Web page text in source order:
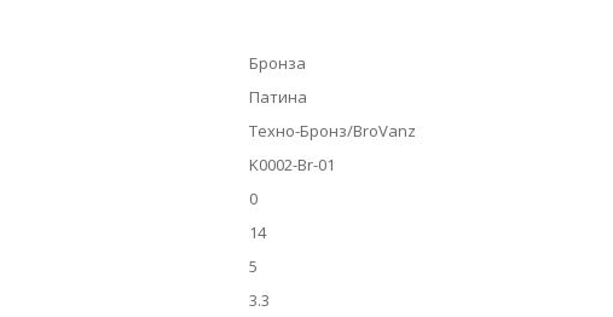
Бронза
Патина
Техно-Бронз/BroVanz
K0002-Br-01
0
14
5
3.3